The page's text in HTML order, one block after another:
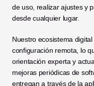
de uso, realizar ajustes y
desde cualquier lugar.
Nuestro ecosistema
configuración remota, lo
orientación experta y
mejoras periódicas de
entregan a través de la